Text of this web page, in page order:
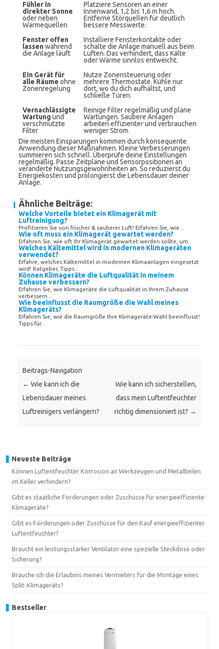
Fühler in
direkter Sonne
oder neben
Wärmequellen
Platziere Sensoren an einer
Innenwand, 1,2 bis 1,6 m hoch.
Entferne Störquellen für deutlich
bessere Messwerte.
Fenster offen
lassenwährend
die Anlage läuft
Installiere Fensterkontakte oder
schalte die Anlage manuell aus beim
Lüften. Das verhindert, dass Kälte
oder Wärme sinnlos entweicht.
Ein Gerät für
alle Räume ohne
Zonenregelung
Nutze Zonensteuerung oder
mehrere Thermostate. Kühle nur
dort, wo du dich aufhältst, und
schließe Türen.
Vernachlässigte
Wartung und
verschmutzte
Filter
Reinige Filter regelmäßig und plane
Wartungen. Saubere Anlagen
arbeiten effizienter und verbrauchen
weniger Strom.
Die meisten Einsparungen kommen durch konsequente
Anwendung dieser Maßnahmen. Kleine Verbesserungen
summieren sich schnell. Überprüfe deine Einstellungen
regelmäßig. Passe Zeitpläne und Sensorpositionen an
veränderte Nutzungsgewohnheiten an. So reduzierst du
Energiekosten und prolongierst die Lebensdauer deiner
Anlage.
Ähnliche Beiträge:
Welche Vorteile bietet ein Klimagerät mit
Luftreinigung?
Profitieren Sie von frischer & sauberer Luft! Erfahren Sie, wie...
Wie oft muss ein Klimagerät gewartet werden?
Erfahren Sie, wie oft Ihr Klimagerät gewartet werden sollte, um...
Welches Kältemittel wird in modernen Klimageräten
verwendet?
Erfahre, welches Kältemittel in modernen Klimaanlagen eingesetzt
wird! Ratgeber, Tipps...
Können Klimageräte die Luftqualität in meinem
Zuhause verbessern?
Erfahren Sie, wie Klimageräte die Luftqualität in Ihrem Zuhause
verbessern...
Wie beeinflusst die Raumgröße die Wahl meines
Klimageräts?
Erfahren Sie, wie die Raumgröße Ihre Klimageräte-Wahl beeinflusst!
Tipps für...
Beitrags-Navigation
← Wie kann ich die
Lebensdauer meines
Luftreinigers verlängern?
Wie kann ich sicherstellen,
dass mein Luftentfeuchter
richtig dimensioniert ist? →
Neueste Beiträge
Können Luftentfeuchter Korrosion an Werkzeugen und Metallteilen
im Keller verhindern?
Gibt es staatliche Förderungen oder Zuschüsse für energieeffiziente
Klimageräte?
Gibt es Förderungen oder Zuschüsse für den Kauf energieeffizienter
Luftentfeuchter?
Braucht ein leistungsstarker Ventilator eine spezielle Steckdose oder
Sicherung?
Brauche ich die Erlaubnis meines Vermieters für die Montage eines
Split-Klimageräts?
Bestseller